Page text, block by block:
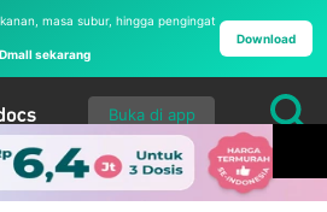
masa subur, hingga pengingat
sekarang
Download
Buka di app